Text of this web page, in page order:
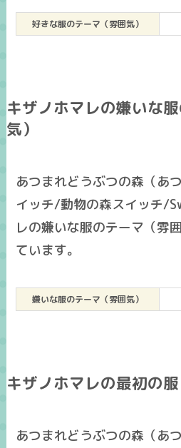
好きな服のテーマ（雰囲気）
キザノホマレの嫌いな
気）
あつまれどうぶつの森（あ
イッチ/動物の森スイッチ/
レの嫌いな服のテーマ（雰
ています。
嫌いな服のテーマ（雰囲気）
キザノホマレの最初の服
あつまれどうぶつの森（あ